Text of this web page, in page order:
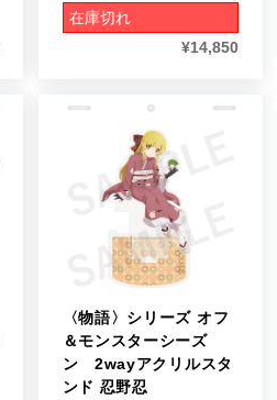
在庫切れ
¥14,850
〈物語〉シリーズ オフ
＆モンスターシーズ
ン 2wayアクリルスタ
ンド 忍野忍